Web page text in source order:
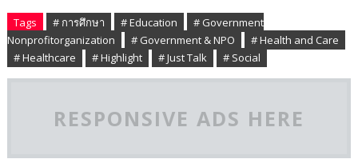
Tags # การศึกษา # Education
# Government
Nonprofitorganization
# Government & NPO
# Health and Care
# Healthcare
# Highlight # Just Talk # Social
RESPONSIVE ADS HERE